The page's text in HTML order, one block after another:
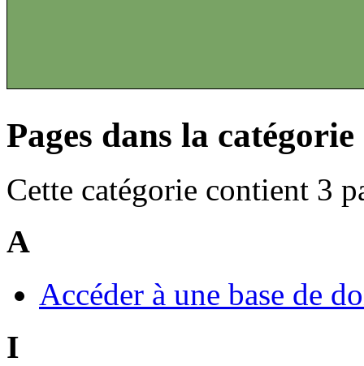
Pages dans la
Cette catégorie contient 3
A
Accéder à une base de
I